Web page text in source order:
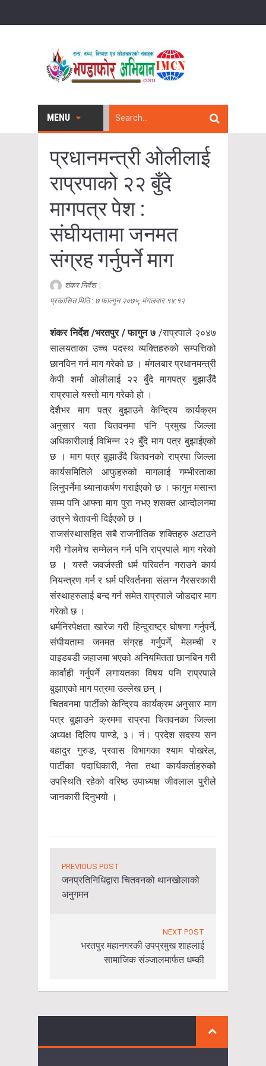
MENU
प्रधानमन्त्री ओलीलाई
राप्रपाको २२ बुँदे
मागपत्र पेश :
संघीयतामा जनमत
संग्रह गर्नुपर्ने माग
शंकर निर्देश|
प्रकासित मिति : ७ फाल्गुन २०७५, मंगलवार १४:१२
शंकर निर्देश /भरतपुर / फागुन ७ /राप्रपाले २०४७
सालयताका उच्च पदस्थ व्यक्तिहरुको सम्पत्तिको
छानविन गर्न माग गरेको छ । मंगलबार प्रधानमन्त्री
केपी शर्मा ओलीलाई २२ बुँदे मागपत्र बुझाउँदै
राप्रपाले यस्तो माग गरेको हो ।
देशैभर माग पत्र बुझाउने केन्द्रिय कार्यक्रम
अनुसार यता चितवनमा पनि प्रमुख जिल्ला
अधिकारीलाई विभिन्न २२ बुँदे माग पत्र बुझाईएको
छ । माग पत्र बुझाउँदै चितवनको राप्रपा जिल्ला
कार्यसमितिले आफुहरुको मागलाई गम्भीरताका
लिनुपर्नेमा ध्यानाकर्षण गराईएको छ । फागुन मसान्त
सम्म पनि आफ्ना माग पुरा नभए शसक्त आन्दोलनमा
उत्रने चेतावनी दिईएको छ ।
राजसंस्थासहित सबै राजनीतिक शक्तिहरु अटाउने
गरी गोलमेच सम्मेलन गर्न पनि राप्रपाले माग गरेको
छ । यस्तै जवर्जस्ती धर्म परिवर्तन गराउने कार्य
नियन्त्रण गर्न र धर्म परिवर्तनमा संलग्न गैरसरकारी
संस्थाहरुलाई बन्द गर्न समेत राप्रपाले जोडदार माग
गरेको छ ।
धर्मनिरपेक्षता खारेज गरी हिन्दुराष्ट्र घोषणा गर्नुपर्ने,
संघीयतामा जनमत संग्रह गर्नुपर्ने, मेलम्ची र
वाइडबडी जहाजमा भएको अनियमितता छानबिन गरी
कार्वाही गर्नुपर्ने लगायतका विषय पनि राप्रपाले
बुझाएको माग पत्रमा उल्लेख छन् ।
चितवनमा पार्टीको केन्द्रिय कार्यक्रम अनुसार माग
पत्र बुझाउने क्रममा राप्रपा चितवनका जिल्ला
अध्यक्ष दिलिप पाण्डे, ३। नं। प्रदेश सदस्य सन
बहादुर गुरुङ, प्रवास विभागका श्याम पोखरेल,
पार्टीका पदाधिकारी, नेता तथा कार्यकर्ताहरुको
उपस्थिति रहेको वरिष्ठ उपाध्यक्ष जीवलाल पुरीले
जानकारी दिनुभयो ।
PREVIOUS POST
जनप्रतिनिधिद्वारा चितवनको थानखोलाको
अनुगमन
NEXT POST
भरतपुर महानगरकी उपप्रमुख शाहलाई
सामाजिक संञ्जालमार्फत धम्की